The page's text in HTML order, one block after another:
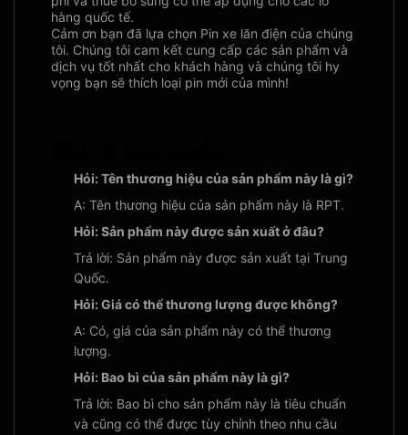
hàng quốc tế.
Cảm ơn bạn đã lựa chọn Pin xe lăn điện của chúng
tôi. Chúng tôi cam kết cung cấp các sản phẩm và
dịch vụ tốt nhất cho khách hàng và chúng tôi hy
vọng bạn sẽ thích loại pin mới của mình!
Hỏi: Tên thương hiệu của sản phẩm này là gì?
A: Tên thương hiệu của sản phẩm này là RPT.
Hỏi: Sản phẩm này được sản xuất ở đâu?
Trả lời: Sản phẩm này được sản xuất tại Trung
Quốc.
Hỏi: Giá có thể thương lượng được không?
A: Có, giá của sản phẩm này có thể thương
lượng.
Hỏi: Bao bì của sản phẩm này là gì?
Trả lời: Bao bì cho sản phẩm này là tiêu chuẩn
và cũng có thể được tùy chỉnh theo nhu cầu